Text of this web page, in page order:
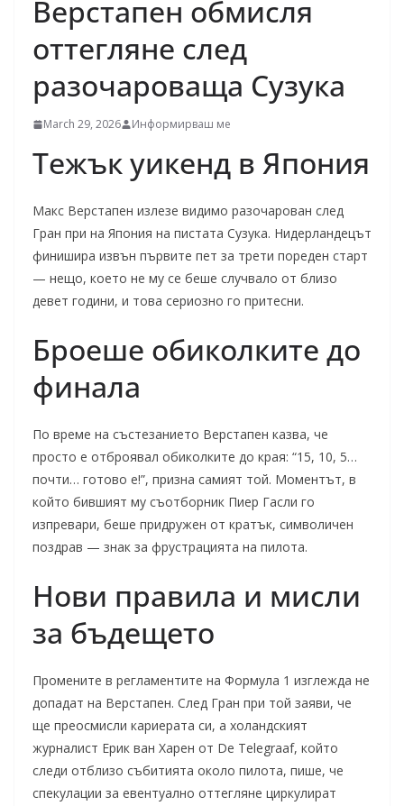
Верстапен обмисля
оттегляне след
разочароваща Сузука
March 29, 2026 Информирваш ме
Тежък уикенд в Япония
Макс Верстапен излезе видимо разочарован след
Гран при на Япония на пистата Сузука. Нидерландецът
финишира извън първите пет за трети пореден старт
— нещо, което не му се беше случвало от близо
девет години, и това сериозно го притесни.
Броеше обиколките до
финала
По време на състезанието Верстапен казва, че
просто е отброявал обиколките до края: “15, 10, 5…
почти… готово е!”, призна самият той. Моментът, в
който бившият му съотборник Пиер Гасли го
изпревари, беше придружен от кратък, символичен
поздрав — знак за фрустрацията на пилота.
Нови правила и мисли
за бъдещето
Промените в регламентите на Формула 1 изглежда не
допадат на Верстапен. След Гран при той заяви, че
ще преосмисли кариерата си, а холандският
журналист Ерик ван Харен от De Telegraaf, който
следи отблизо събитията около пилота, пише, че
спекулации за евентуално оттегляне циркулират